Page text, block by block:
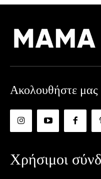
Ακολουθήστε
Χρήσιμοι